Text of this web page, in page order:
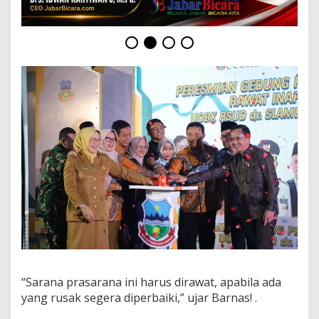
m
e
t
“Sarana prasarana ini harus dirawat, apabila ada
yang rusak segera diperbaiki,” ujar Barnas! .